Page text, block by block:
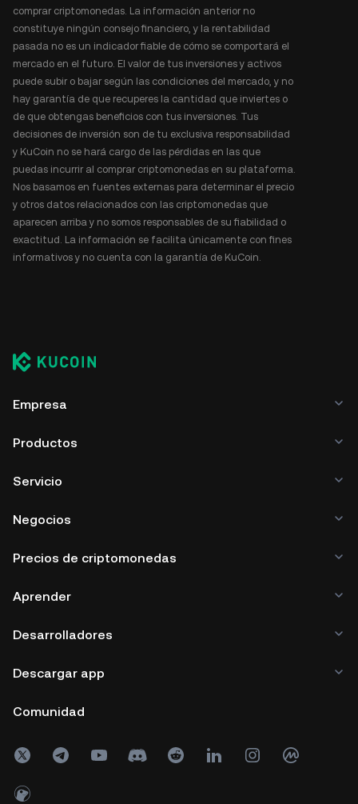
comprar criptomonedas. La información anterior no
constituye ningún consejo financiero, y la rentabilidad
pasada no es un indicador fiable de cómo se comportará el
mercado en el futuro. El valor de tus inversiones y activos
puede subir o bajar según las condiciones del mercado, y no
hay garantía de que recuperes la cantidad que inviertes o
de que obtengas beneficios con tus inversiones. Tus
decisiones de inversión son de tu exclusiva responsabilidad
y KuCoin no se hará cargo de las pérdidas en las que
puedas incurrir al comprar criptomonedas en su plataforma.
Nos basamos en fuentes externas para determinar el precio
y otros datos relacionados con las criptomonedas que
aparecen arriba y no somos responsables de su fiabilidad o
exactitud. La información se facilita únicamente con fines
informativos y no cuenta con la garantía de KuCoin.
Empresa
Productos
Servicio
Negocios
Precios de criptomonedas
Aprender
Desarrolladores
Descargar app
Comunidad